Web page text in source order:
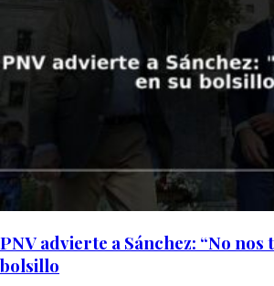
PNV advierte a Sánchez: “No nos
bolsillo